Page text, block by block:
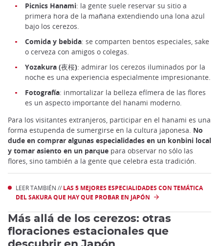
Picnics Hanami: la gente suele reservar su sitio a
primera hora de la mañana extendiendo una lona azul
bajo los cerezos.
Comida y bebida: se comparten bentos especiales, sake
o cerveza con amigos o colegas.
Yozakura (夜桜): admirar los cerezos iluminados por la
noche es una experiencia especialmente impresionante.
Fotografía: inmortalizar la belleza efímera de las flores
es un aspecto importante del hanami moderno.
Para los visitantes extranjeros, participar en el hanami es una
forma estupenda de sumergirse en la cultura japonesa. No
dude en comprar algunas especialidades en un konbini local
y tomar asiento en un parque para observar no sólo las
flores, sino también a la gente que celebra esta tradición.
LEER TAMBIÉN // LAS 5 MEJORES ESPECIALIDADES CON TEMÁTICA
DEL SAKURA QUE HAY QUE PROBAR EN JAPÓN
Más allá de los cerezos: otras
floraciones estacionales que